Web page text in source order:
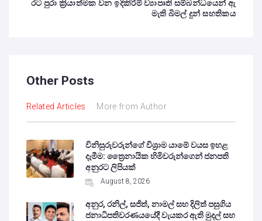
රට පුරා ක්‍රියාත්මක වන ඉදිකිරීම් ව්‍යාපෘති සම්බන්ධයෙන් ඇ
මැති බිමල් දුන් සහතිකය
Other Posts
Related Articles More from Author
විනිසුරුවරුන්ගේ විශ්‍රාම යාමේ වයස ඉහළ
දැමීම: ත්‍රෛනායික හිමිවරුන්ගෙන් ජනපති
අනුරට ලිපියක්
August 8, 2026
අනුර, රනිල්, සජිත්, නාමල් සහ දිලිත් පසුගිය
ජනාධිපතිවරණයයේදී වැයකර ඇති මුදල් සහ